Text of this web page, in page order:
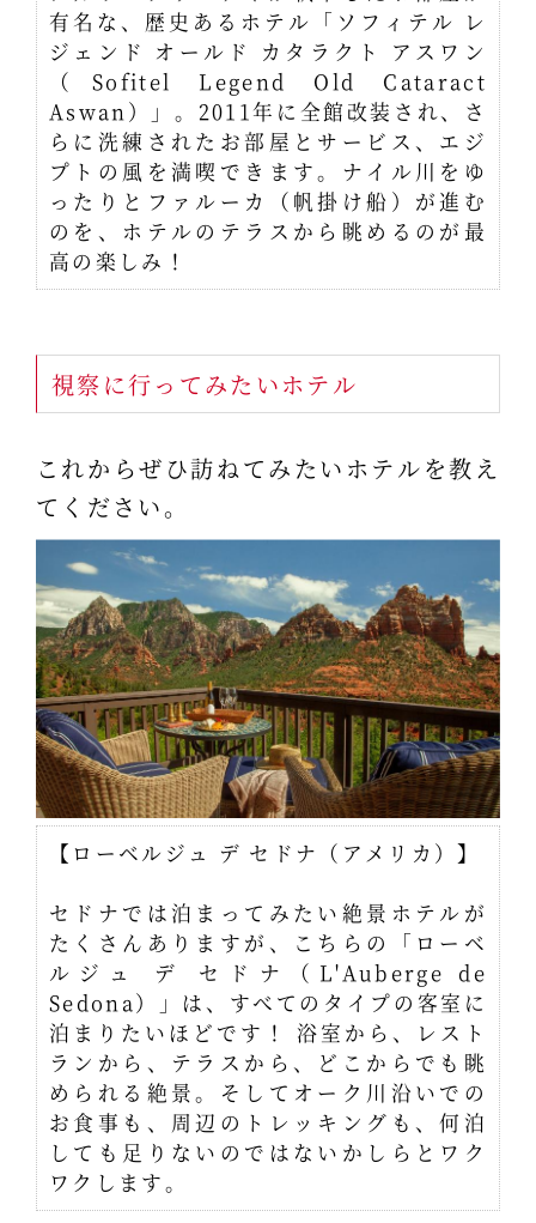
有名な、歴史あるホテル「ソフィテル レ
ジェンド オールド カタラクト アスワン
（Sofitel Legend Old Cataract
Aswan）」。2011年に全館改装され、さ
らに洗練されたお部屋とサービス、エジ
プトの風を満喫できます。ナイル川をゆ
ったりとファルーカ（帆掛け船）が進む
のを、ホテルのテラスから眺めるのが最
高の楽しみ！
視察に行ってみたいホテル
これからぜひ訪ねてみたいホテルを教え
てください。
【ローベルジュ デ セドナ（アメリカ）】
セドナでは泊まってみたい絶景ホテルが
たくさんありますが、こちらの「ローベ
ルジュ デ セドナ（L'Auberge de
Sedona）」は、すべてのタイプの客室に
泊まりたいほどです！ 浴室から、レスト
ランから、テラスから、どこからでも眺
められる絶景。そしてオーク川沿いでの
お食事も、周辺のトレッキングも、何泊
しても足りないのではないかしらとワク
ワクします。